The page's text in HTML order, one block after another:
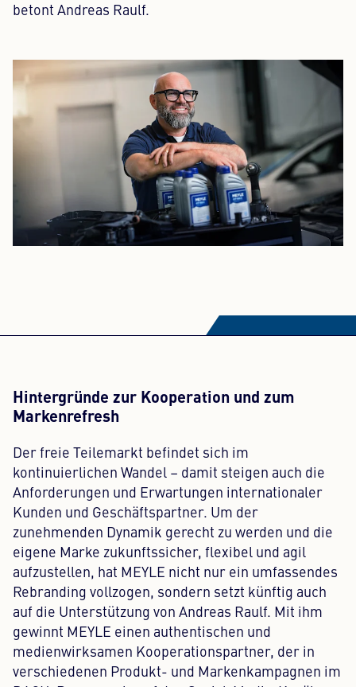
betont Andreas Raulf.
Hintergründe zur Kooperation und zum
Markenrefresh
Der freie Teilemarkt befindet sich im
kontinuierlichen Wandel – damit steigen auch die
Anforderungen und Erwartungen internationaler
Kunden und Geschäftspartner. Um der
zunehmenden Dynamik gerecht zu werden und die
eigene Marke zukunftssicher, flexibel und agil
aufzustellen, hat MEYLE nicht nur ein umfassendes
Rebranding vollzogen, sondern setzt künftig auch
auf die Unterstützung von Andreas Raulf. Mit ihm
gewinnt MEYLE einen authentischen und
medienwirksamen Kooperationspartner, der in
verschiedenen Produkt- und Markenkampagnen im